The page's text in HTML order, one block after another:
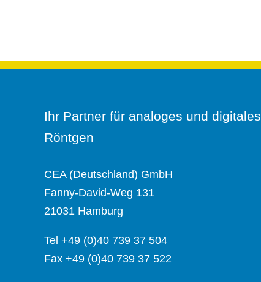
Ihr Partner für analoges und digitales
Röntgen
CEA (Deutschland) GmbH
Fanny-David-Weg 131
21031 Hamburg
Tel +49 (0)40 739 37 504
Fax +49 (0)40 739 37 522